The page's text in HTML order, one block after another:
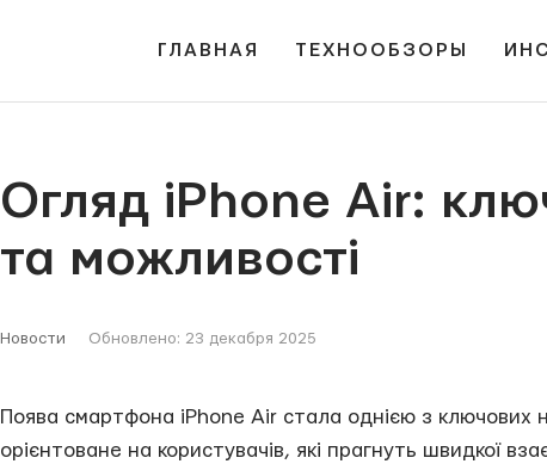
ГЛАВНАЯ ТЕХНООБЗОРЫ
Огляд iPhone Air:
та можливості
Новости Обновлено: 23 декабря 2025
Поява смартфона iPhone Air стала однією з ключових
орієнтоване на користувачів, які прагнуть швидкої